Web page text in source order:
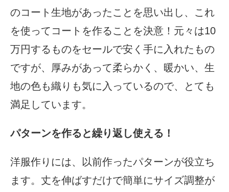
のコート生地があったことを思い出し、これ
を使ってコートを作ることを決意！元々は10
万円するものをセールで安く手に入れたもの
ですが、厚みがあって柔らかく、暖かい、生
地の色も織りも気に入っているので、とても
満足しています。
パターンを作ると繰り返し使える！
洋服作りには、以前作ったパターンが役立ち
ます。丈を伸ばすだけで簡単にサイズ調整が